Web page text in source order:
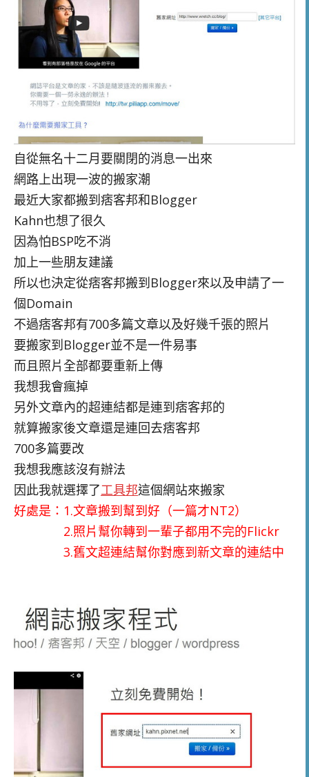
自從無名十二月要關閉的消息一出來
網路上出現一波的搬家潮
最近大家都搬到痞客邦和Blogger
Kahn也想了很久
因為怕BSP吃不消
加上一些朋友建議
所以也決定從痞客邦搬到Blogger來以及申請了一
個Domain
不過痞客邦有700多篇文章以及好幾千張的照片
要搬家到Blogger並不是一件易事
而且照片全部都要重新上傳
我想我會瘋掉
另外文章內的超連結都是連到痞客邦的
就算搬家後文章還是連回去痞客邦
700多篇要改
我想我應該沒有辦法
因此我就選擇了工具邦這個網站來搬家
好處是：1.文章搬到幫到好（一篇才NT2）
2.照片幫你轉到一輩子都用不完的Flickr
3.舊文超連結幫你對應到新文章的連結中